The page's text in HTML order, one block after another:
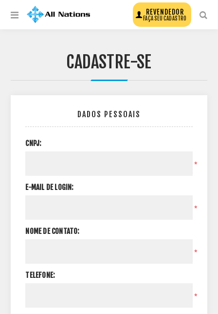
REVENDEDOR
FAÇA SEU CADASTRO
CADASTRE-SE
DADOS PESSOAIS
CNPJ:
*
E-MAIL DE LOGIN:
*
NOME DE CONTATO:
*
TELEFONE:
*